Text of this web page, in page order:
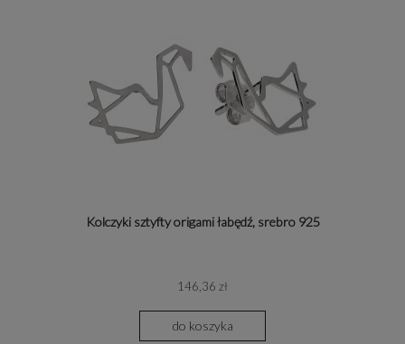
Kolczyki sztyfty origami łabędź, srebro 925
146,36 zł
do koszyka